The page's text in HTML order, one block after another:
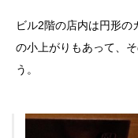
ビル2階の店内は円形
の小上がりもあって、
う。